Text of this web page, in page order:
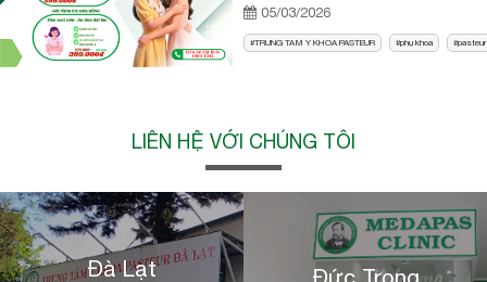
05/03/2026
TRUNG TAM Y KHOA PASTEUR phụ khoa
LIÊN HỆ VỚI CHÚNG TÔI
Đà Lạt